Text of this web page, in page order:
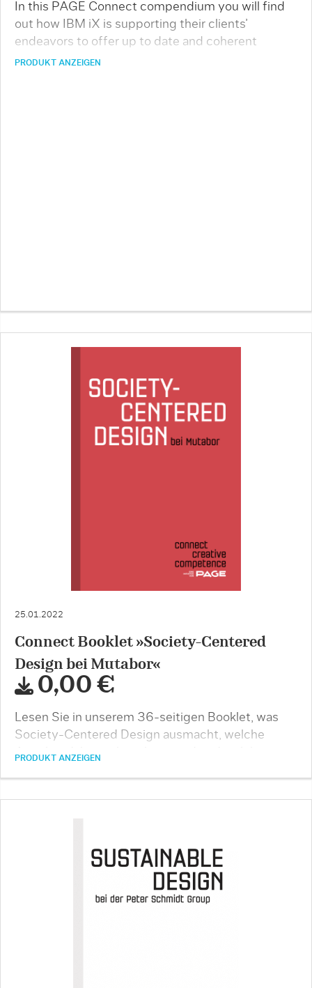
In this PAGE Connect compendium you will find
out how IBM iX is supporting their clients’
endeavors to offer up to date and coherent
experiences to …
PRODUKT ANZEIGEN
25.01.2022
Connect Booklet »Society-Centered
Design bei Mutabor«
0,00 €
Lesen Sie in unserem 36-seitigen Booklet, was
Society-Centered Design ausmacht, welche
Aspekte dabei zu beachten sind und welche
PRODUKT ANZEIGEN